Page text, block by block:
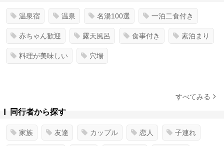
温泉宿 温泉 名湯100選 一泊二食付き
赤ちゃん歓迎 露天風呂 食事付き 素泊まり
料理が美味しい 穴場
すべてみる
同行者から探す
家族 友達 カップル 恋人 子連れ